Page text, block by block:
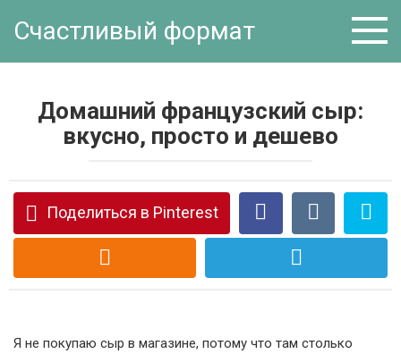
Счастливый формат
Домашний французский сыр:
вкусно, просто и дешево
Поделиться в Pinterest
Я не покупаю сыр в магазине, потому что там столько